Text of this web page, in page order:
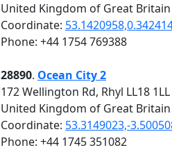
United Kingdom of Great
Coordinate:
Phone: +44 1754 769388
28890. Ocean City 2
172 Wellington Rd, Rhyl LL18 1LL
United Kingdom of Great
Coordinate: 53.3149023,-
Phone: +44 1745 351082